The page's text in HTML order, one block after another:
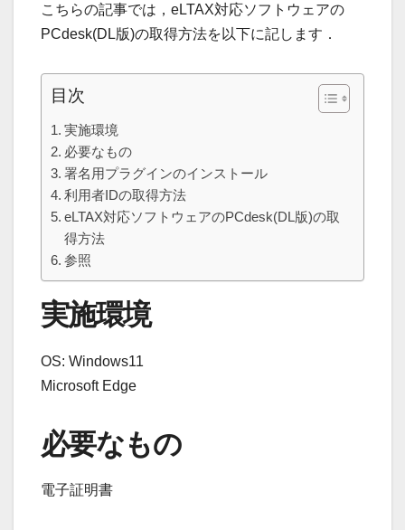
こちらの記事では，eLTAX対応ソフトウェアの
PCdesk(DL版)の取得方法を以下に記します．
目次
実施環境
必要なもの
署名用プラグインのインストール
利用者IDの取得方法
eLTAX対応ソフトウェアのPCdesk(DL版)の取
得方法
参照
実施環境
OS: Windows11
Microsoft Edge
必要なもの
電子証明書